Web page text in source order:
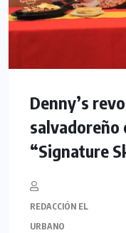
Denny’s
salvadoreño
“Signature
REDACCIÓN EL
URBANO